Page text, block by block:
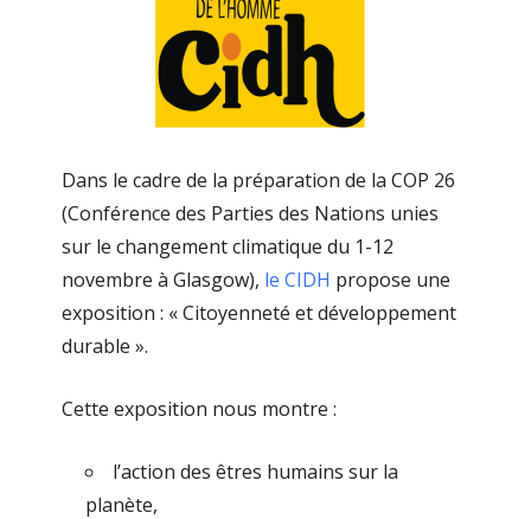
Dans le cadre de la préparation de la COP 26
(Conférence des Parties des Nations unies
sur le changement climatique du 1-12
novembre à Glasgow), le CIDH propose une
exposition : « Citoyenneté et développement
durable ».
Cette exposition nous montre :
l’action des êtres humains sur la
planète,